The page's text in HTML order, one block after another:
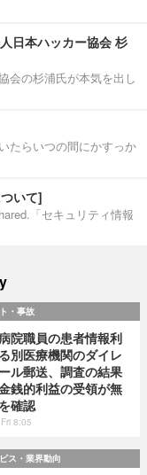
日本ハッカー協会 杉
会の杉浦氏が本気を出し
たらいつの間にかすっか
いて]
「セキュリティ情報
・事故
院職員の患者情報利
別医療機関のダイレ
ル郵送、調査の結果
銭的利益の受領が無
確認
8:05
ス・業界動向